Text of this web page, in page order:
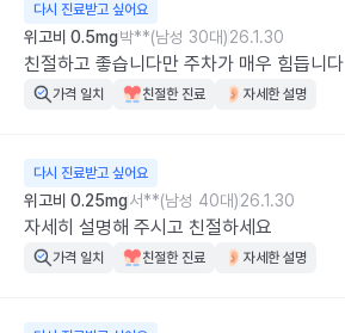
다시 진료받고 싶어요
위고비 0.5mg박**(남성 30대)26.1.30
친절하고 좋습니다만 주차가 매우 힘듭니다
가격 일치 친절한 진료 자세한 설명
다시 진료받고 싶어요
위고비 0.25mg서**(남성 40대)26.1.30
자세히 설명해 주시고 친절하세요
가격 일치 친절한 진료 자세한 설명